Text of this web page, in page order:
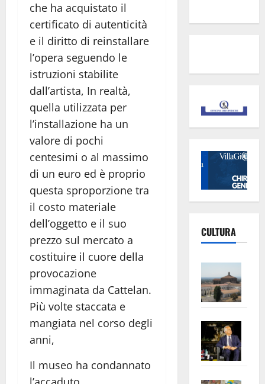
che ha acquistato il
certificato di autenticità
e il diritto di reinstallare
l’opera seguendo le
istruzioni stabilite
dall’artista, In realtà,
quella utilizzata per
l’installazione ha un
valore di pochi
centesimi o al massimo
di un euro ed è proprio
questa sproporzione tra
il costo materiale
dell’oggetto e il suo
prezzo sul mercato a
costituire il cuore della
provocazione
immaginata da Cattelan.
Più volte staccata e
mangiata nel corso degli
anni,
Il museo ha condannato
CULTURA
apre